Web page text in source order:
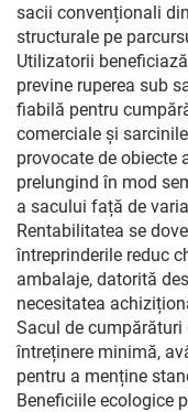
sacii convenționali
structurale pe
Utilizatorii
previne ruperea sub
fiabilă pentru
comerciale și
provocate de obiecte
prelungind în mod
a sacului față de
Rentabilitatea se
întreprinderile reduc
ambalaje, datorită
necesitatea
Sacul de
întreținere minimă,
pentru a menține
Beneficiile ecologice